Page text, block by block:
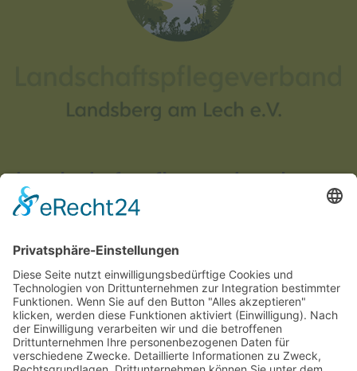
Landschaftspflegeverband
Landsberg am Lech e.V.
86899 Landsberg am Lech
Telefon:08191 1291653
Fax: 08191 1295653
Email-Adresse:
landschaftspflegeverband@LPV-LL.de